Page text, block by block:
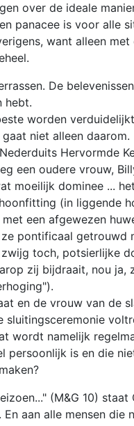
over de ideale
panacee is voor alle
want alleen
De
hebt.
worden
niet alleen daarom.
Hervormde
een oudere vrouw,
dominee ...
(in liggende
een afgewezen
pontificaal
toch, potsierlijke
zij bijdraait, nou ja,
en de vrouw van de
wordt namelijk
persoonlijk is en die
(M&G 10)
aan alle mensen